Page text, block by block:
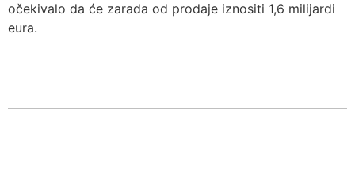
očekivalo da će zarada od prodaje iznositi 1,6 milijardi
eura.